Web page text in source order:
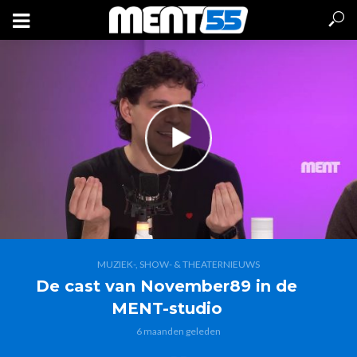
MUZIEK-, SHOW- & THEATERNIEUWS
De cast van November89 in de
MENT-studio
6 maanden geleden